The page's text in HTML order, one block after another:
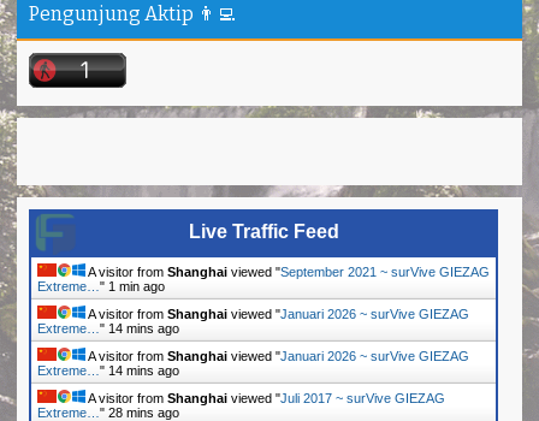
Pengunjung Aktip 👨‍💻
Live Traffic Feed
A visitor from Shanghai viewed "September 2021 ~ surVive GIEZAG
Extreme… " 1 min ago
A visitor from Shanghai viewed "Januari 2026 ~ surVive GIEZAG
Extreme… " 14 mins ago
A visitor from Shanghai viewed "Januari 2026 ~ surVive GIEZAG
Extreme… " 14 mins ago
A visitor from Shanghai viewed "Juli 2017 ~ surVive GIEZAG
Extreme… " 28 mins ago